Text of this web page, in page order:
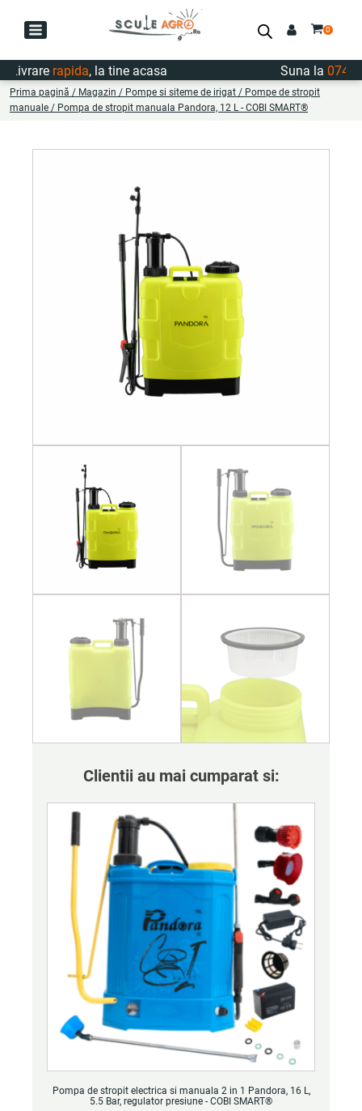
rapida, la tine acasa Suna la
Prima pagină / Magazin / Pompe si siteme de irigat / Pompe de stropit
manuale / Pompa de stropit manuala Pandora, 12 L - COBI SMART®
Clientii au mai cumparat si:
Pompa de stropit electrica si manuala 2 in 1 Pandora, 16 L,
5.5 Bar, regulator presiune - COBI SMART®